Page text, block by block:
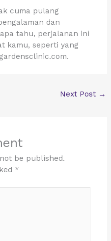
cuma pulang
dan
tahu, perjalanan ini
kamu, seperti yang
Next Post →
be published.
*